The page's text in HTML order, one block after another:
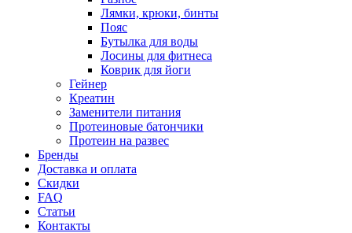
Лямки, крюки, бинты
Пояс
Бутылка для воды
Лосины для фитнеса
Коврик для йоги
Гейнер
Креатин
Заменители питания
Протеиновые батончики
Протеин на развес
Бренды
Доставка и оплата
Скидки
FAQ
Статьи
Контакты